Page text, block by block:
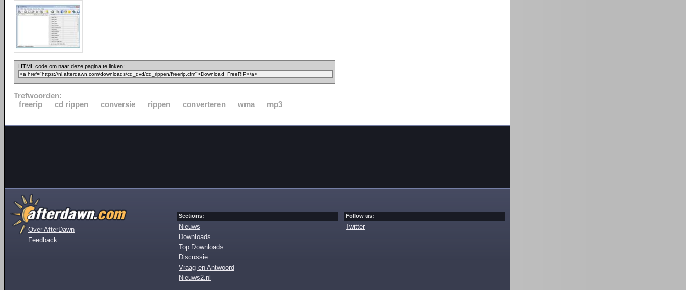
HTML code om naar deze pagina te linken:
Trefwoorden:
freerip
cd rippen conversie rippen converteren wma mp3
Over AfterDawn
Feedback
Sections:
Nieuws
Downloads
Top Downloads
Discussie
Vraag en Antwoord
Nieuws2.nl
Follow us:
Twitter